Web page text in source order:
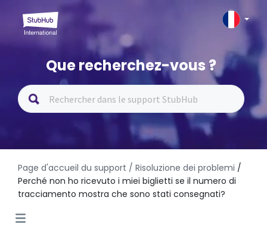
Que recherchez-vous ?
Page d'accueil du support / Risoluzione dei problemi /
Perché non ho ricevuto i miei biglietti se il numero di
tracciamento mostra che sono stati consegnati?